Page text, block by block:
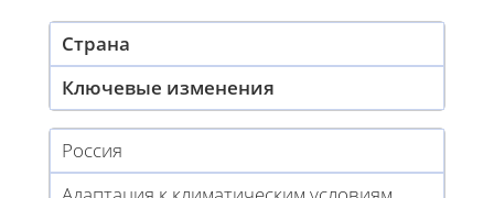
Страна
Ключевые изменения
Россия